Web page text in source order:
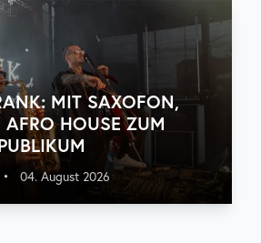
MIT SAXOFON,
HOUSE ZUM
• 04. August 2026